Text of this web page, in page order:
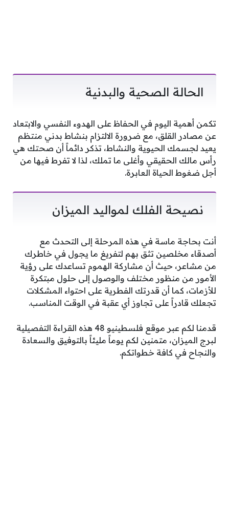
الحالة الصحية والبدنية
تكمن أهمية اليوم في الحفاظ على الهدوء النفسي والابتعاد
عن مصادر القلق، مع ضرورة الالتزام بنشاط بدني منتظم
يعيد لجسمك الحيوية والنشاط، تذكر دائماً أن صحتك هي
رأس مالك الحقيقي وأغلى ما تملك، لذا لا تفرط فيها من
أجل ضغوط الحياة العابرة.
نصيحة الفلك لمواليد الميزان
أنت بحاجة ماسة في هذه المرحلة إلى التحدث مع
أصدقاء مخلصين تثق بهم لتفريغ ما يجول في خاطرك
من مشاعر، حيث أن مشاركة الهموم تساعدك على رؤية
الأمور من منظور مختلف والوصول إلى حلول مبتكرة
للأزمات، كما أن قدرتك الفطرية على احتواء المشكلات
تجعلك قادراً على تجاوز أي عقبة في الوقت المناسب.
قدمنا لكم عبر موقع فلسطينيو 48 هذه القراءة التفصيلية
لبرج الميزان، متمنين لكم يوماً مليئاً بالتوفيق والسعادة
والنجاح في كافة خطواتكم.